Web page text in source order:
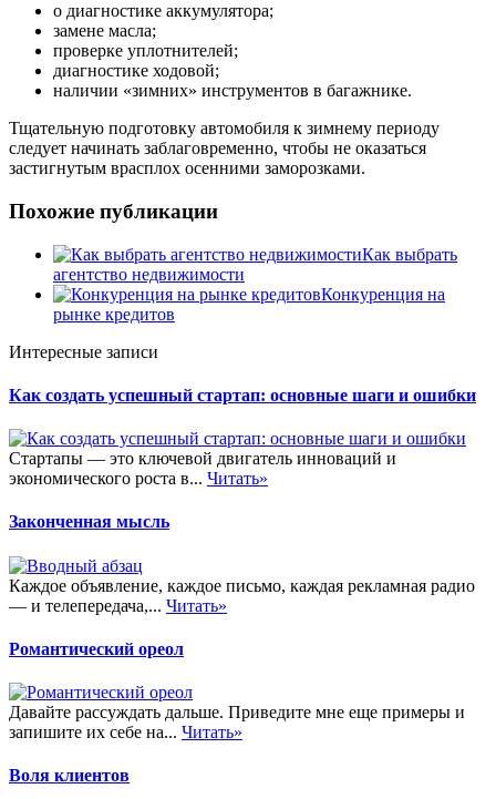
о диагностике аккумулятора;
замене масла;
проверке уплотнителей;
диагностике ходовой;
наличии «зимних» инструментов в багажнике.
Тщательную подготовку автомобиля к зимнему периоду
следует начинать заблаговременно, чтобы не оказаться
застигнутым врасплох осенними заморозками.
Похожие публикации
Как выбрать
агентство недвижимости
Конкуренция на
рынке кредитов
Интересные записи
Как создать успешный стартап: основные шаги и ошибки
Стартапы — это ключевой двигатель инноваций и
экономического роста в... Читать»
Законченная мысль
Каждое объявление, каждое письмо, каждая рекламная радио
— и телепередача,... Читать»
Романтический ореол
Давайте рассуждать дальше. Приведите мне еще примеры и
запишите их себе на... Читать»
Воля клиентов